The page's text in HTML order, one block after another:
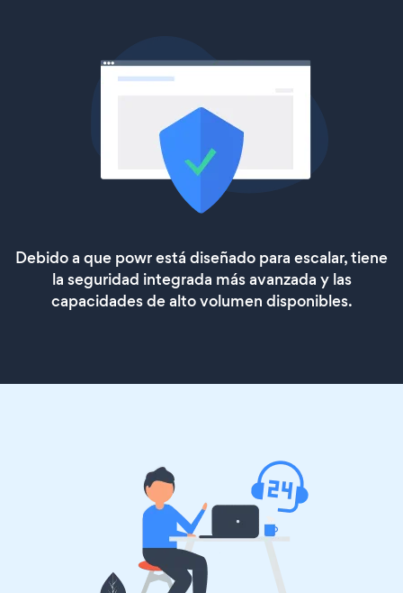
Debido a que powr está diseñado para escalar, tiene
la seguridad integrada más avanzada y las
capacidades de alto volumen disponibles.